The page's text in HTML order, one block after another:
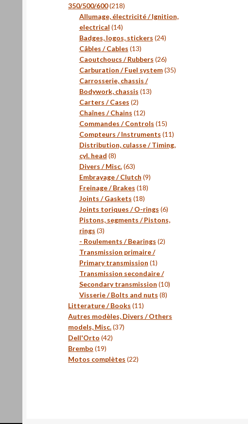
350/500/600 218218
produits
Allumage, électricité / Ignition,
electrical 1414
produits
Badges, logos, stickers 2424
Câbles / Cables 1313
produits
Caoutchoucs / Rubbers 2626
produits
Carburation / Fuel system 3535
Carrosserie, chassis /
Bodywork, chassis 1313
Carters / Cases 22
produits
Chaînes / Chains 1212
produits
Commandes / Controls 1515
produits
Compteurs / Instruments 1111
produits
Distribution, culasse / Timing,
cyl. head 88
produits
Divers / Misc. 6363
produits
Embrayage / Clutch 99
Freinage / Brakes 1818
Joints / Gaskets 1818
produits
Joints toriques / O-rings 66
produits
Pistons, segments / Pistons,
rings 33
produits
- Roulements / Bearings 22
Transmission primaire /
Primary transmission 11
produit
Transmission secondaire /
Secondary transmission 1010
Visserie / Bolts and nuts 88
Litterature / Books 1111
produits
Autres modèles, Divers / Others
models, Misc. 3737
Dell'Orto 4242
Brembo 1919
produits
Motos complètes 2222